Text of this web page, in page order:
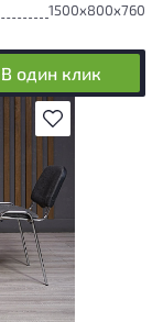
1500x800x760
В один клик
В избранное